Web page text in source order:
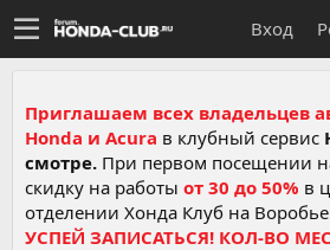
Вход
Приглашаем всех владельцев
Honda и Acura в клубный сервис
смотре. При первом посещении
скидку на работы от 30 до 50% в
отделении Хонда Клуб на
УСПЕЙ ЗАПИСАТЬСЯ! КОЛ-ВО